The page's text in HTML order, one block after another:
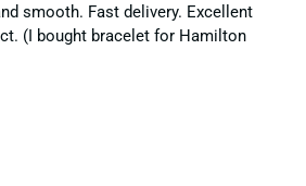
smooth. Fast delivery. Excellent
(I bought bracelet for Hamilton